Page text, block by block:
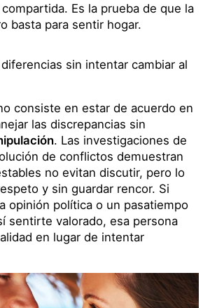
Es la prueba de que la
basta para sentir hogar.
sin intentar cambiar al
consiste en estar de acuerdo en
las discrepancias sin
. Las investigaciones de
de conflictos demuestran
no evitan discutir, pero lo
y sin guardar rencor. Si
opinión política o un pasatiempo
sentirte valorado, esa persona
en lugar de intentar